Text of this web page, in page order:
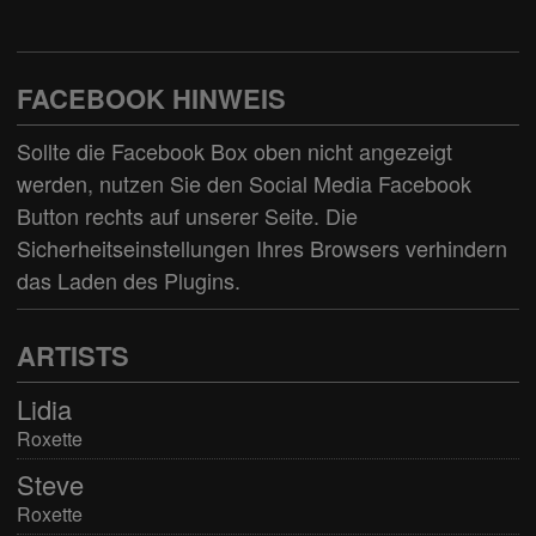
FACEBOOK HINWEIS
Sollte die Facebook Box oben nicht angezeigt
werden, nutzen Sie den Social Media Facebook
Button rechts auf unserer Seite. Die
Sicherheitseinstellungen Ihres Browsers verhindern
das Laden des Plugins.
ARTISTS
Lidia
Roxette
Steve
Roxette